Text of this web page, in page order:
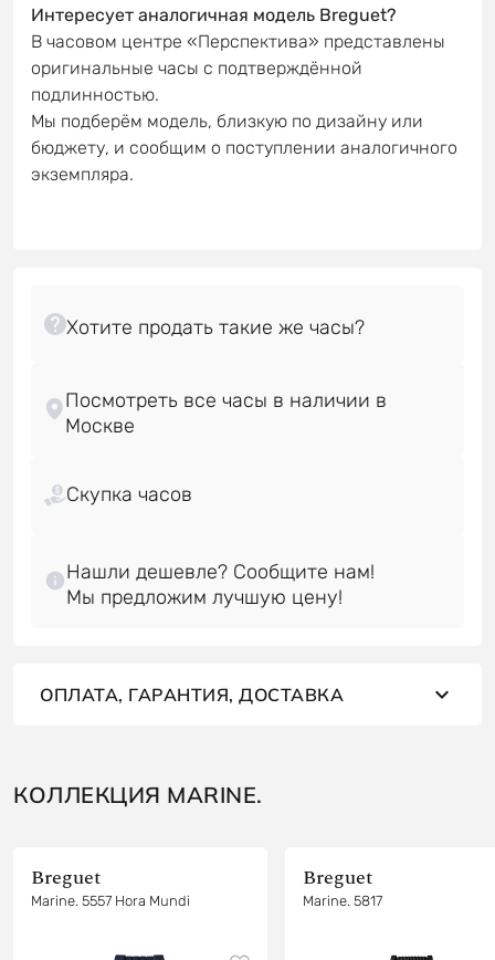
Интересует аналогичная модель Breguet?
В часовом центре «Перспектива» представлены
оригинальные часы с подтверждённой
подлинностью.
Мы подберём модель, близкую по дизайну или
бюджету, и сообщим о поступлении аналогичного
экземпляра.
Посмотреть все часы в наличии в
Скупка часов
Нашли дешевле? Сообщите нам!
ОПЛАТА, ГАРАНТИЯ, ДОСТАВКА
КОЛЛЕКЦИЯ MARINE.
Breguet
Marine. 5557 Hora Mundi
Breguet
Marine. 5817